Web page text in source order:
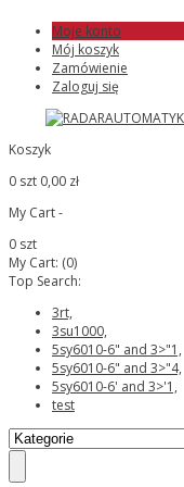
Moje konto
Mój koszyk
Zamówienie
Zaloguj się
Koszyk
0 szt 0,00 zł
My Cart -
0 szt
My Cart: (0)
Top Search:
3rt,
3su1000,
5sy6010-6" and 3>"1,
5sy6010-6" and 3>"4,
5sy6010-6' and 3>'1,
test